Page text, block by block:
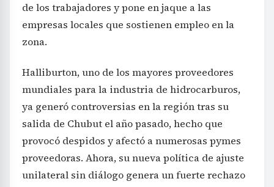
de los trabajadores y pone en jaque a las
empresas locales que sostienen empleo en la
zona.
Halliburton, uno de los mayores proveedores
mundiales para la industria de hidrocarburos,
ya generó controversias en la región tras su
salida de Chubut el año pasado, hecho que
provocó despidos y afectó a numerosas pymes
proveedoras. Ahora, su nueva política de ajuste
unilateral sin diálogo genera un fuerte rechazo